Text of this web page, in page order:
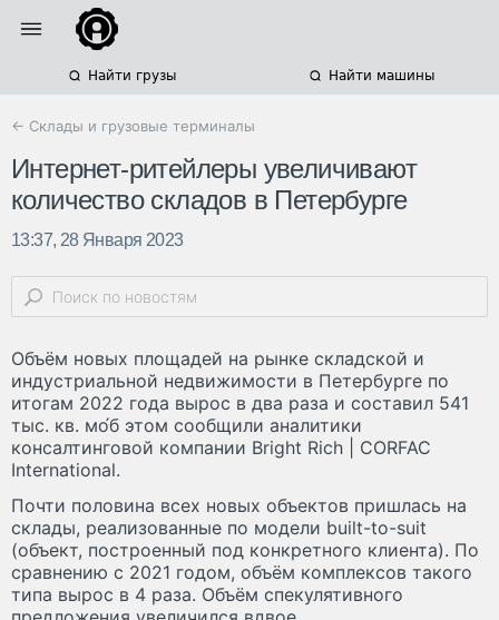
Найти грузы Найти машины
← Склады и грузовые терминалы
Интернет-ритейлеры увеличивают
количество складов в Петербурге
13:37, 28 Января 2023
Объём новых площадей на рынке складской и
индустриальной недвижимости в Петербурге по
итогам 2022 года вырос в два раза и составил 541
тыс. кв. мо́б этом сообщили аналитики
консалтинговой компании Bright Rich | CORFAC
International.
Почти половина всех новых объектов пришлась на
склады, реализованные по модели built-to-suit
(объект, построенный под конкретного клиента). По
сравнению с 2021 годом, объём комплексов такого
типа вырос в 4 раза. Объём спекулятивного